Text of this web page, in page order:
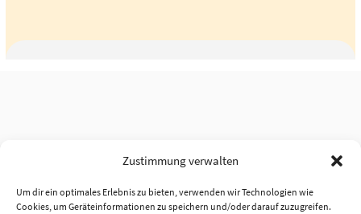
Zustimmung verwalten
Um dir ein optimales Erlebnis zu bieten, verwenden wir Technologien wie
Cookies, um Geräteinformationen zu speichern und/oder darauf zuzugreifen.